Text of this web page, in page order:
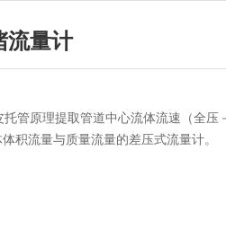
流量计
管原理提取管道中心流体流速（全压
积流量与质量流量的差压式流量计。